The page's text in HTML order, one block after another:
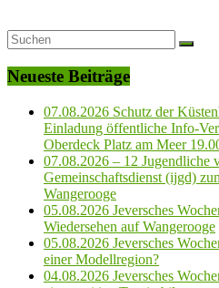
Neueste Beiträge
07.08.2026 Schutz der
Einladung öffentliche Info-
Oberdeck Platz am Meer
07.08.2026 – 12 Jugendliche
Gemeinschaftsdienst (ijgd)
Wangerooge
05.08.2026 Jeversches
Wiedersehen auf Wangerooge
05.08.2026 Jeversches
einer Modellregion?
04.08.2026 Jeversches